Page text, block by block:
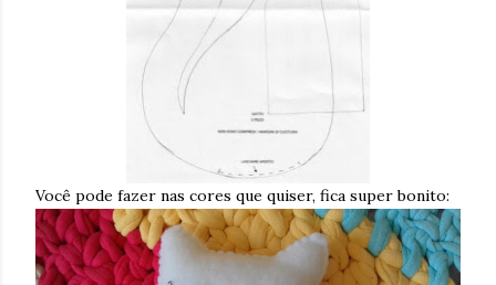
Você pode fazer nas cores que quiser, fica super bonito: